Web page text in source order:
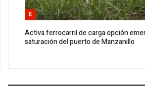
5
Activa ferrocarril de carga opción
saturación del puerto de Manzanillo